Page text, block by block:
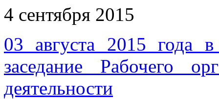
4 сентября 2015
03 августа 2015 года
заседание Рабочего
деятельности